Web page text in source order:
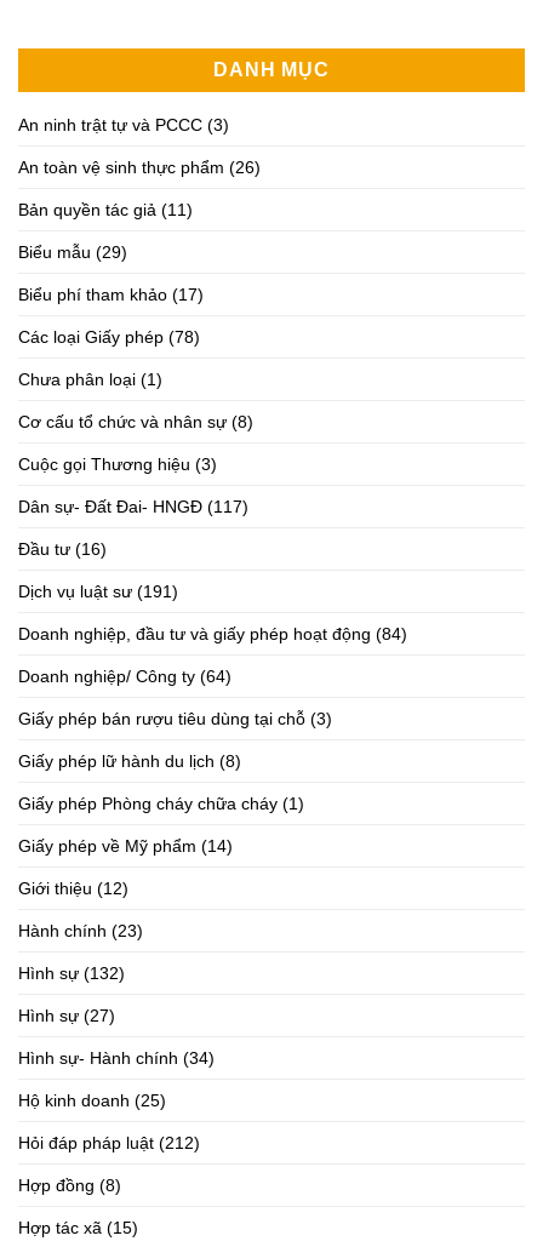
DANH MỤC
An ninh trật tự và PCCC (3)
An toàn vệ sinh thực phẩm (26)
Bản quyền tác giả (11)
Biểu mẫu (29)
Biểu phí tham khảo (17)
Các loại Giấy phép (78)
Chưa phân loại (1)
Cơ cấu tổ chức và nhân sự (8)
Cuộc gọi Thương hiệu (3)
Dân sự- Đất Đai- HNGĐ (117)
Đầu tư (16)
Dịch vụ luật sư (191)
Doanh nghiệp, đầu tư và giấy phép hoạt động (84)
Doanh nghiệp/ Công ty (64)
Giấy phép bán rượu tiêu dùng tại chỗ (3)
Giấy phép lữ hành du lịch (8)
Giấy phép Phòng cháy chữa cháy (1)
Giấy phép về Mỹ phẩm (14)
Giới thiệu (12)
Hành chính (23)
Hình sự (132)
Hình sự (27)
Hình sự- Hành chính (34)
Hộ kinh doanh (25)
Hỏi đáp pháp luật (212)
Hợp đồng (8)
Hợp tác xã (15)